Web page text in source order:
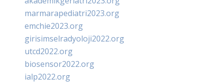
marmarapediatri2023.org
emchie2023.org
girisimselradyoloji2022.org
utcd2022.org
biosensor2022.org
ialp2022.org